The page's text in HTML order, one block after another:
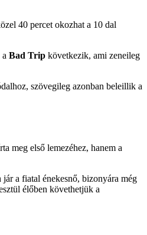
40 percet okozhat a 10 dal
Bad Trip következik, ami zeneileg
szövegileg azonban beleillik a
meg első lemezéhez, hanem a
a fiatal énekesnő, bizonyára még
élőben követhetjük a